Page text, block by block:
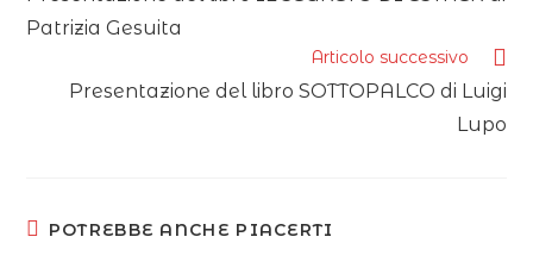
Patrizia Gesuita
Articolo successivo
Presentazione del libro SOTTOPALCO di Luigi
Lupo
POTREBBE ANCHE PIACERTI